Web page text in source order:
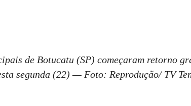
de Botucatu (SP) começaram retorno
segunda (22) — Foto: Reprodução/ TV